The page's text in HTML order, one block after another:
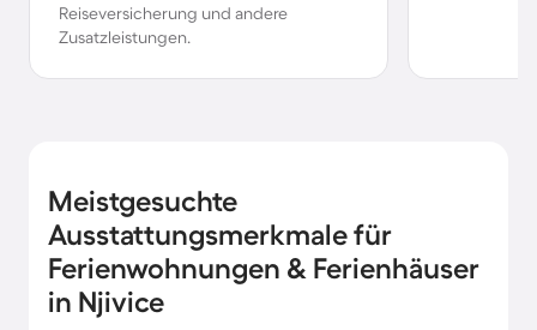
Reiseversicherung und andere
Zusatzleistungen.
Meistgesuchte
Ausstattungsmerkmale für
Ferienwohnungen & Ferienhäuser
in Njivice